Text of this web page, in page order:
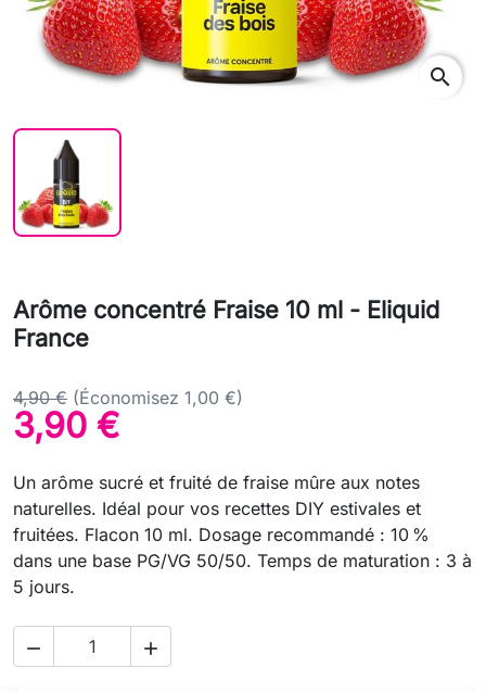
search
Arôme concentré Fraise 10 ml - Eliquid
France
4,90 € (Économisez 1,00 €)
3,90 €
Un arôme sucré et fruité de fraise mûre aux notes
naturelles. Idéal pour vos recettes DIY estivales et
fruitées. Flacon 10 ml. Dosage recommandé : 10 %
dans une base PG/VG 50/50. Temps de maturation : 3 à
5 jours.
 